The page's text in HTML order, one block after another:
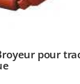
pour